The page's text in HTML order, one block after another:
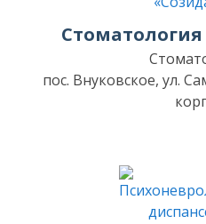
пос. Внуковское, ул.